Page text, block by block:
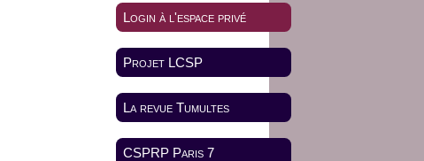
Login à l'espace privé
Projet LCSP
La revue Tumultes
CSPRP Paris 7